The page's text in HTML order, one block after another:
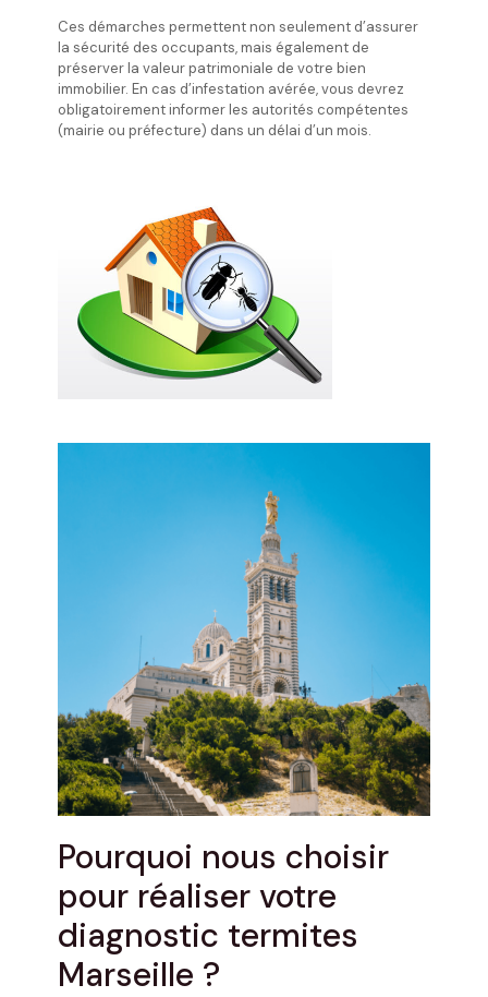
Ces démarches permettent non seulement d’assurer
la sécurité des occupants, mais également de
préserver la valeur patrimoniale de votre bien
immobilier. En cas d’infestation avérée, vous devrez
obligatoirement informer les autorités compétentes
(mairie ou préfecture) dans un délai d’un mois.
Pourquoi nous choisir
pour réaliser votre
diagnostic termites
Marseille ?